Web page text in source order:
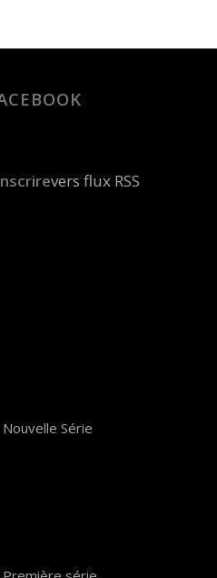
vers flux RSS
Série